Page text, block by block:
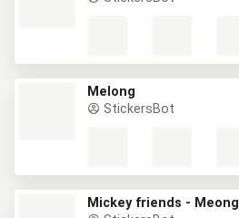
Melong
StickersBot
Mickey friends - Meong